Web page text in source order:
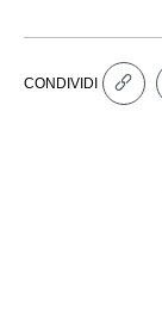
CONDIVIDI